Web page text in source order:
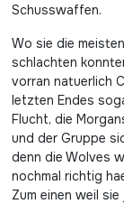
Schusswaffen.
Wo sie die
schlachten
vorran natuerlich
letzten Endes
Flucht, die
und der Gruppe
denn die Wolves
nochmal richtig
Zum einen weil